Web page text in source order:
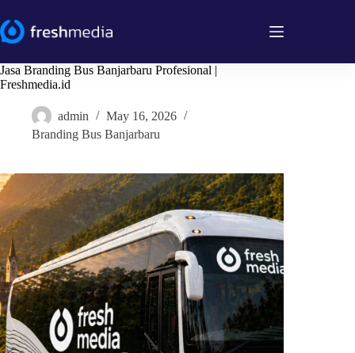
to
content
Jasa Branding Bus Banjarbaru Profesional |
Freshmedia.id
admin
May 16, 2026
Branding Bus Banjarbaru